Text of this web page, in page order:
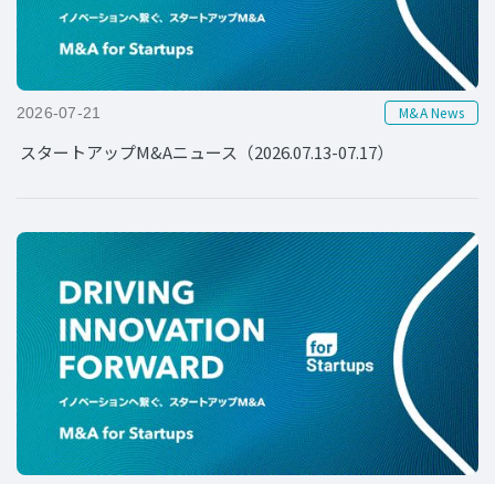
2026-07-21 M&A News
スタートアップM&Aニュース（2026.07.13-07.17）